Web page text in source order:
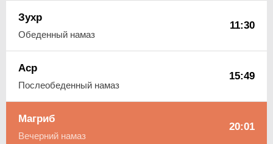
Зухр
Обеденный намаз
11:30
Аср
Послеобеденный намаз
15:49
Магриб
Вечерний намаз
20:01